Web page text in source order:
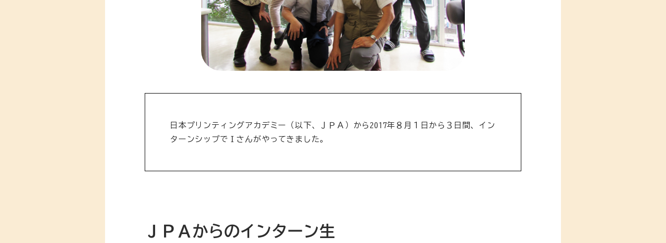
日本プリンティングアカデミー（以下、ＪＰＡ）から2017年８月１日から３日間、イン
ターンシップでＩさんがやってきました。
ＪＰＡからのインターン生